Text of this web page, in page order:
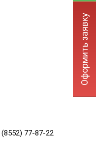
(8552) 77-87-22
Оформить заявку